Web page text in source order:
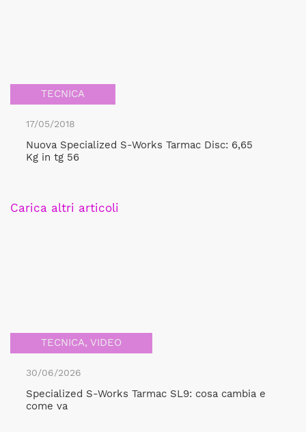
TECNICA
17/05/2018
Nuova Specialized S-Works Tarmac Disc: 6,65
Kg in tg 56
Carica altri articoli
TECNICA, VIDEO
30/06/2026
Specialized S-Works Tarmac SL9: cosa cambia e
come va